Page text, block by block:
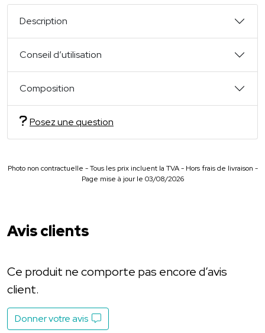
Description
Conseil d’utilisation
Composition
Posez une question
Photo non contractuelle - Tous les prix incluent la TVA - Hors frais de livraison -
Page mise à jour le 03/08/2026
Avis clients
Ce produit ne comporte pas encore d’avis
client.
Donner votre avis